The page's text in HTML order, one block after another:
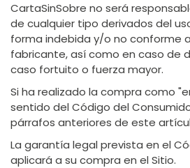
CartaSinSobre no será
de cualquier tipo derivados del
forma indebida y/o no conforme
fabricante, así como en caso de
caso fortuito o fuerza mayor.
Si ha realizado la compra como
sentido del Código del
párrafos anteriores de este
La garantía legal prevista en el
aplicará a su compra en el Sitio.